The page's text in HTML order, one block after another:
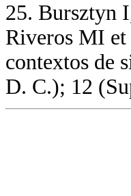
25. Bursztyn
Riveros MI et
contextos de
D. C.); 12